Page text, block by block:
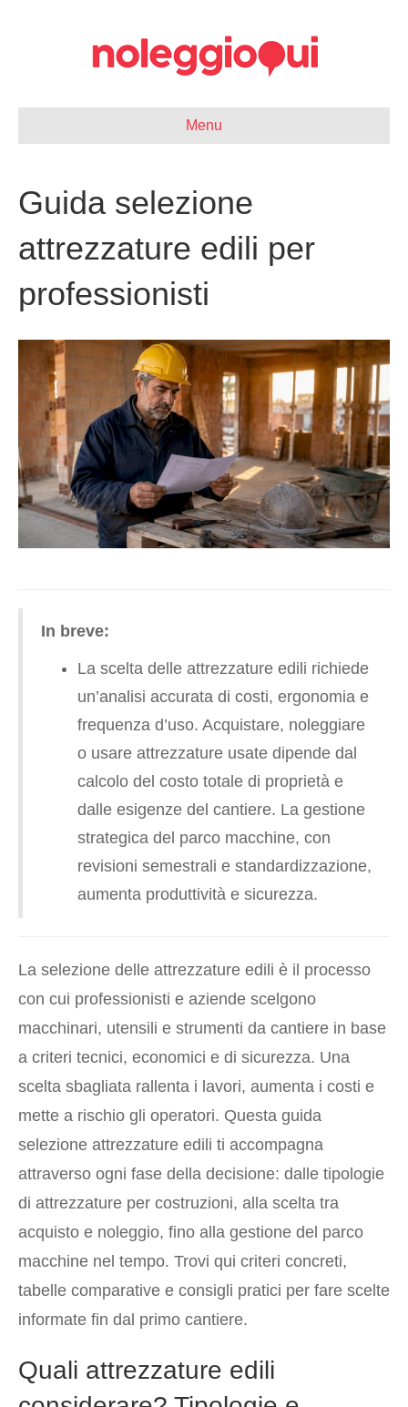
Menu
Guida selezione
attrezzature edili per
professionisti
In breve:
La scelta delle attrezzature edili richiede
un’analisi accurata di costi, ergonomia e
frequenza d’uso. Acquistare, noleggiare
o usare attrezzature usate dipende dal
calcolo del costo totale di proprietà e
dalle esigenze del cantiere. La gestione
strategica del parco macchine, con
revisioni semestrali e standardizzazione,
aumenta produttività e sicurezza.
La selezione delle attrezzature edili è il processo
con cui professionisti e aziende scelgono
macchinari, utensili e strumenti da cantiere in base
a criteri tecnici, economici e di sicurezza. Una
scelta sbagliata rallenta i lavori, aumenta i costi e
mette a rischio gli operatori. Questa guida
selezione attrezzature edili ti accompagna
attraverso ogni fase della decisione: dalle tipologie
di attrezzature per costruzioni, alla scelta tra
acquisto e noleggio, fino alla gestione del parco
macchine nel tempo. Trovi qui criteri concreti,
tabelle comparative e consigli pratici per fare scelte
informate fin dal primo cantiere.
Quali attrezzature edili